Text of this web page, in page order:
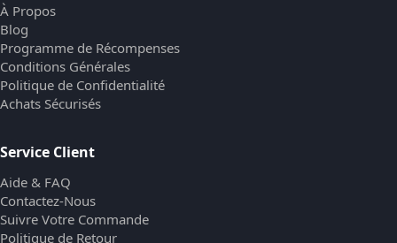
À Propos
Blog
Programme de Récompenses
Conditions Générales
Politique de Confidentialité
Achats Sécurisés
Service Client
Aide & FAQ
Contactez-Nous
Suivre Votre Commande
Politique de Retour